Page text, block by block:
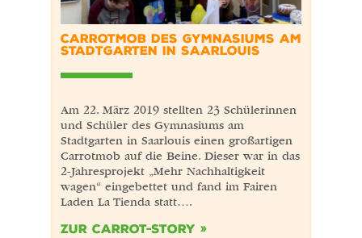
CARROTMOB DES GYMNASIUMS AM
STADTGARTEN IN SAARLOUIS
Am 22. März 2019 stellten 23 Schülerinnen
und Schüler des Gymnasiums am
Stadtgarten in Saarlouis einen großartigen
Carrotmob auf die Beine. Dieser war in das
2-Jahresprojekt „Mehr Nachhaltigkeit
wagen“ eingebettet und fand im Fairen
Laden La Tienda statt….
Zur Carrot-Story »